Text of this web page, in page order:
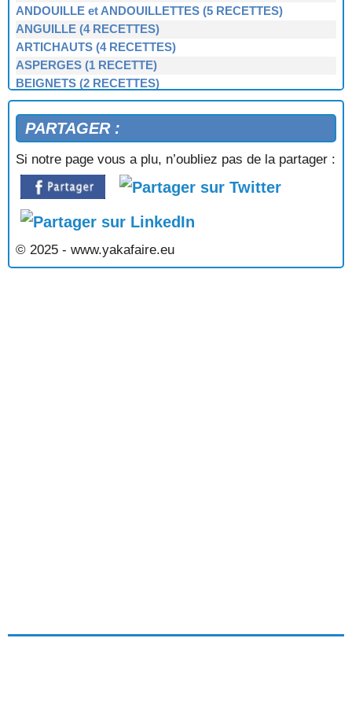
ANDOUILLE et ANDOUILLETTES (5 RECETTES)
ANGUILLE (4 RECETTES)
ARTICHAUTS (4 RECETTES)
ASPERGES (1 RECETTE)
BEIGNETS (2 RECETTES)
BERNIQUE, PATELLE, BERNICLE (4 RECETTES)
BIGORNEAUX (1 RECETTE)
BIGUENÉE (1 RECETTE)
BOEUF (3 RECETTES)
BOUDIN NOIR et BLANC (3 RECETTES)
BOUILLIES (2 RECETTES)
BROCOLIS, CHOUX-VERTS (3 RECETTES)
BULOTS, BUCCINS (2 RECETTES)
CAILLETTES (1 RECETTE)
CAKE BRETON (1 RECETTE)
PARTAGER :
Si notre page vous a plu, n’oubliez pas de la partager :
© 2025 - www.yakafaire.eu